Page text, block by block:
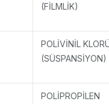
(FİLMLİK)
POLİVİNİL
(SÜSPANSİYON)
POLİPROPİLEN